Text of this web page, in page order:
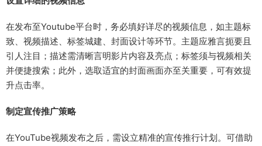
在发布至Youtube平台时，务必填好详尽的视频信息，如主题标
致、视频描述、标签城建、封面设计等环节。主题应雅言扼要且
引人注目；描述需清晰言明影片内容及亮点；标签须与视频相关
并便捷搜索；此外，选取适宜的封面画面亦至关重要，可有效提
升点击率。
制定宣传推广策略
在YouTube视频发布之后，需设立精准的宣传推行计划。可借助